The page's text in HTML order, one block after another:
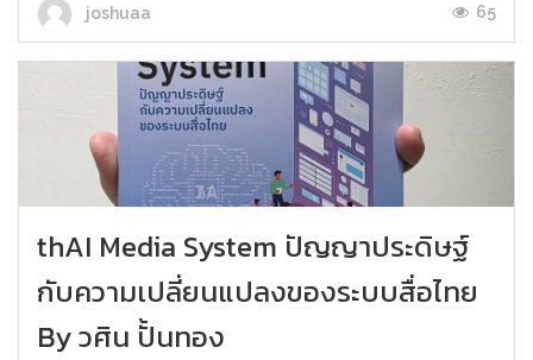
joshuaa 65
thAI Media System ปัญญาประดิษฐ์
กับความเปลี่ยนแปลงของระบบสื่อไทย
By วศิน ปั้นทอง